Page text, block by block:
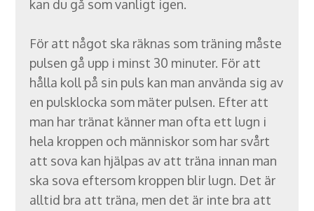
kan du gå som vanligt igen.
För att något ska räknas som träning måste
pulsen gå upp i minst 30 minuter. För att
hålla koll på sin puls kan man använda sig av
en pulsklocka som mäter pulsen. Efter att
man har tränat känner man ofta ett lugn i
hela kroppen och människor som har svårt
att sova kan hjälpas av att träna innan man
ska sova eftersom kroppen blir lugn. Det är
alltid bra att träna, men det är inte bra att